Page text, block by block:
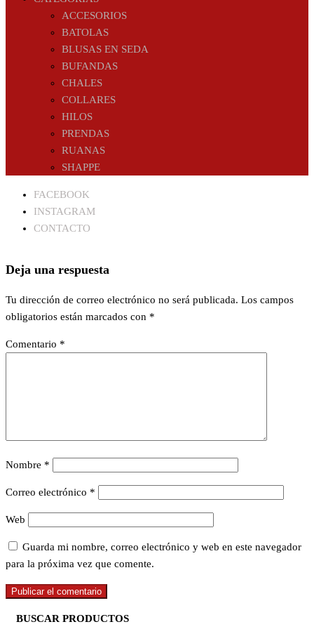
ACCESORIOS
BATOLAS
BLUSAS EN SEDA
BUFANDAS
CHALES
COLLARES
HILOS
PRENDAS
RUANAS
SHAPPE
FACEBOOK
INSTAGRAM
CONTACTO
Deja una respuesta
Tu dirección de correo electrónico no será publicada. Los campos
obligatorios están marcados con *
Comentario *
Nombre *
Correo electrónico *
Web
Guarda mi nombre, correo electrónico y web en este navegador
para la próxima vez que comente.
BUSCAR PRODUCTOS